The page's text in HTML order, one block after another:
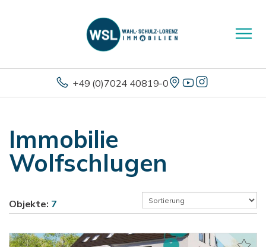
+49 (0)7024 40819-0
Immobilie
Wolfschlugen
Objekte: 7